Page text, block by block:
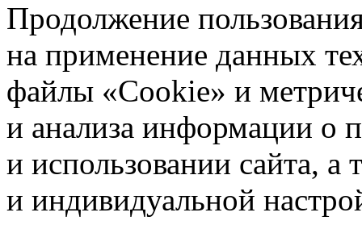
Продолжение
на применение данных
файлы «Cookie» и
и анализа информации о
и использовании сайта,
и индивидуальной